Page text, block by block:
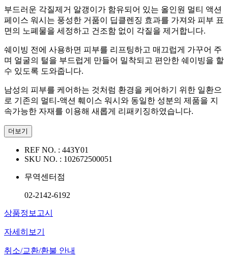
부드러운 각질제거 알갱이가 함유되어 있는 올인원 멀티 액션
페이스 워시는 풍성한 거품이 딥클렌징 효과를 가져와 피부 표
면의 노폐물을 세정하고 건조함 없이 각질을 제거합니다.
쉐이빙 전에 사용하면 피부를 리프팅하고 매끄럽게 가꾸어 주
며 얼굴의 털을 부드럽게 만들어 밀착되고 편안한 쉐이빙을 할
수 있도록 도와줍니다.
남성의 피부를 케어하는 것처럼 환경을 케어하기 위한 일환으
로 기존의 멀티-액션 훼이스 워시와 동일한 성분의 제품을 지
속가능한 자재를 이용해 새롭게 리패키징하였습니다.
더보기
REF NO. : 443Y01
SKU NO. : 102672500051
무역센터점
02-2142-6192
상품정보고시
자세히보기
취소/교환/환불 안내